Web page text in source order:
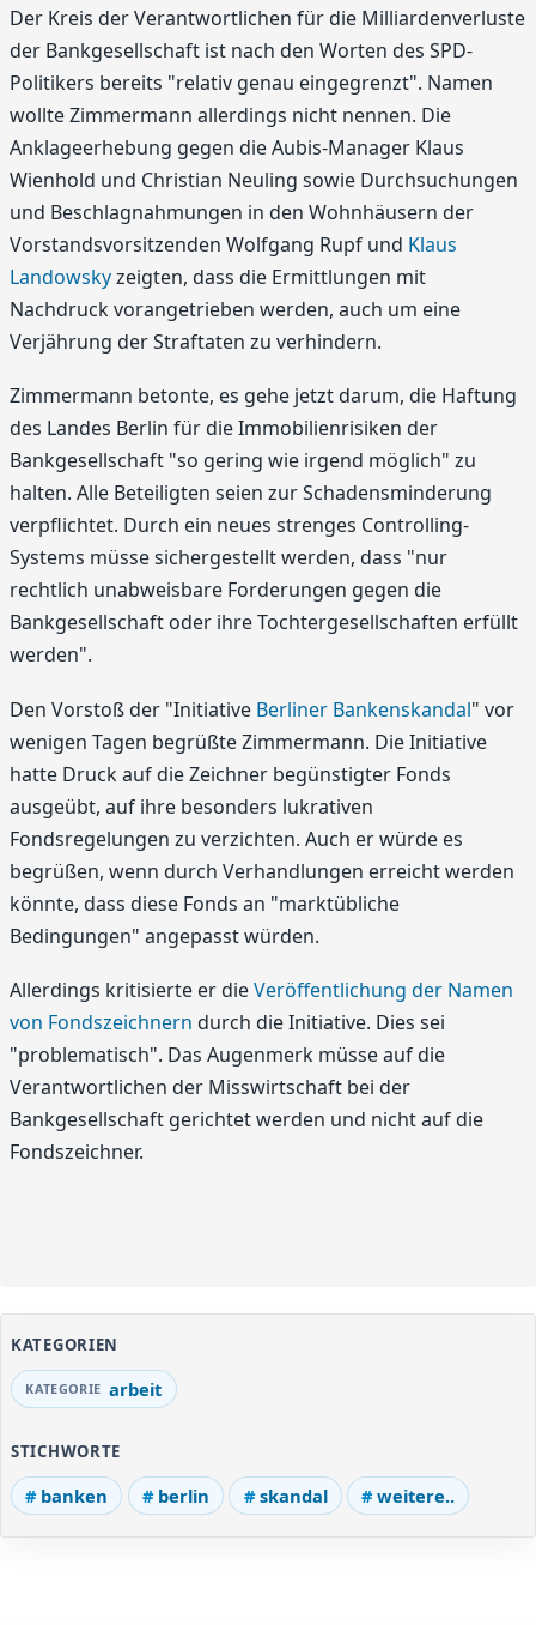
Der Kreis der Verantwortlichen für die Milliardenverluste
der Bankgesellschaft ist nach den Worten des SPD-
Politikers bereits "relativ genau eingegrenzt". Namen
wollte Zimmermann allerdings nicht nennen. Die
Anklageerhebung gegen die Aubis-Manager Klaus
Wienhold und Christian Neuling sowie Durchsuchungen
und Beschlagnahmungen in den Wohnhäusern der
Vorstandsvorsitzenden Wolfgang Rupf und Klaus
Landowskyzeigten, dass die Ermittlungen mit
Nachdruck vorangetrieben werden, auch um eine
Verjährung der Straftaten zu verhindern.
Zimmermann betonte, es gehe jetzt darum, die Haftung
des Landes Berlin für die Immobilienrisiken der
Bankgesellschaft "so gering wie irgend möglich" zu
halten. Alle Beteiligten seien zur Schadensminderung
verpflichtet. Durch ein neues strenges Controlling-
Systems müsse sichergestellt werden, dass "nur
rechtlich unabweisbare Forderungen gegen die
Bankgesellschaft oder ihre Tochtergesellschaften erfüllt
werden".
Den Vorstoß der "Initiative Berliner Bankenskandal" vor
wenigen Tagen begrüßte Zimmermann. Die Initiative
hatte Druck auf die Zeichner begünstigter Fonds
ausgeübt, auf ihre besonders lukrativen
Fondsregelungen zu verzichten. Auch er würde es
begrüßen, wenn durch Verhandlungen erreicht werden
könnte, dass diese Fonds an "marktübliche
Bedingungen" angepasst würden.
Allerdings kritisierte er dieVeröffentlichung der Namen
von Fondszeichnern durch die Initiative. Dies sei
"problematisch". Das Augenmerk müsse auf die
Verantwortlichen der Misswirtschaft bei der
Bankgesellschaft gerichtet werden und nicht auf die
Fondszeichner.
KATEGORIEN
arbeit
STICHWORTE
banken berlin skandal weitere..